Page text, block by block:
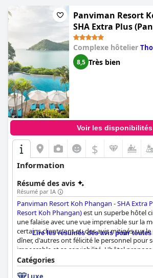
Panviman Resort
SHA Extra Plus
Koh Phangan)
Complexe hôtelier
8,5 Très bien
Voir les disponibilités
$
Information
Résumé des avis
Résumé par IA
Panviman Resort Koh Phangan - SHA Extra
Resort Koh Phangan)est un superbe hôtel
une falaise avec une vue imprenable sur la
certains clients ont eu des avis mitigés sur
dîner, d'autres ont félicité le personnel pour
impeccable et sa serviabilité. L'hôtel
chambres, dont certaines avec piscine privée
certaines d'entre elles ont été jugées
Lire les résumés des avis pour
Catégories